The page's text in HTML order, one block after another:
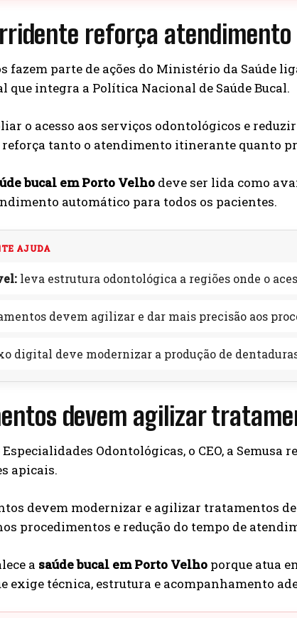
reforça atendimento
fazem parte de ações do Ministério da Saúde
que integra a Política Nacional de Saúde Bucal.
o acesso aos serviços odontológicos e
reforça tanto o atendimento itinerante quanto
bucal em Porto Velho deve ser lida como
automático para todos os pacientes.
AJUDA
leva estrutura odontológica a regiões onde o
devem agilizar e dar mais precisão aos
digital deve modernizar a produção de
devem agilizar
Odontológicas, o CEO, a
apicais.
devem modernizar e agilizar tratamentos
procedimentos e redução do tempo de
a saúde bucal em Porto Velho porque atua
exige técnica, estrutura e acompanhamento